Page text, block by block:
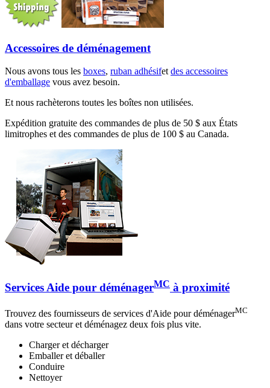
Accessoires de déménagement
Nous avons tous les boxes, ruban adhésifetdes accessoires
d'emballage vous avez besoin.
Et nous rachèterons toutes les boîtes non utilisées.
Expédition gratuite des commandes de plus de 50 $ aux États
limitrophes et des commandes de plus de 100 $ au Canada.
Services Aide pour déménagerMC à proximité
Trouvez des fournisseurs de services d'Aide pour déménagerMC
dans votre secteur et déménagez deux fois plus vite.
Charger et décharger
Emballer et déballer
Conduire
Nettoyer